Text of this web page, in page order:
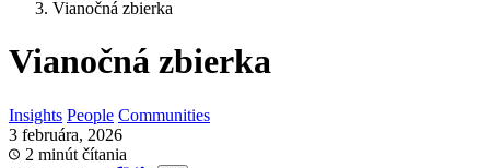
Vianočná zbierka
Vianočná zbierka
Insights People Communities
3 februára, 2026
2 minút čítania